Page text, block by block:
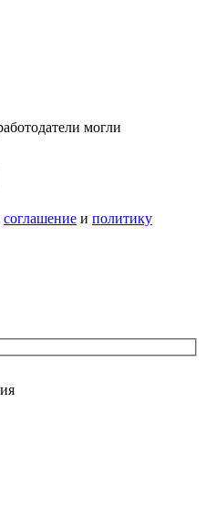
могли
соглашение и политику